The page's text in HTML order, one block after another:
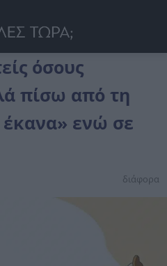
όσους
πίσω από τη
ενώ σε
διάφορα